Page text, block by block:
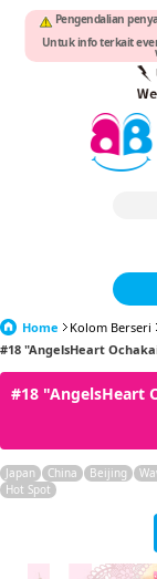
Pengendalian
Untuk info terkait
Home Kolom Berseri
#18 "AngelsHeart
#18 "AngelsHeart
Japan China Beijing
Hot Spot